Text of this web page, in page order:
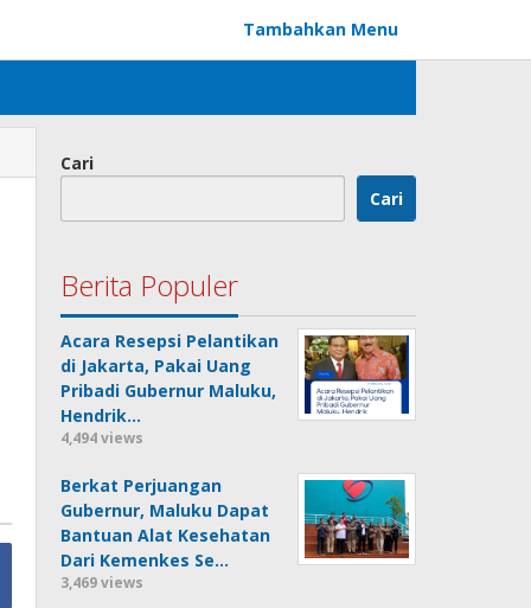
Tambahkan Menu
Cari
Cari
Berita Populer
Acara Resepsi Pelantikan
di Jakarta, Pakai Uang
Pribadi Gubernur Maluku,
Hendrik…
4,494 views
Berkat Perjuangan
Gubernur, Maluku Dapat
Bantuan Alat Kesehatan
Dari Kemenkes Se…
3,469 views